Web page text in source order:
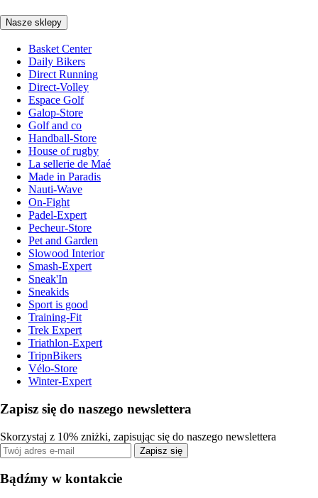
Nasze sklepy
Basket Center
Daily Bikers
Direct Running
Direct-Volley
Espace Golf
Galop-Store
Golf and co
Handball-Store
House of rugby
La sellerie de Maé
Made in Paradis
Nauti-Wave
On-Fight
Padel-Expert
Pecheur-Store
Pet and Garden
Slowood Interior
Smash-Expert
Sneak'In
Sneakids
Sport is good
Training-Fit
Trek Expert
Triathlon-Expert
TripnBikers
Vélo-Store
Winter-Expert
Zapisz się do naszego newslettera
Skorzystaj z 10% zniżki, zapisując się do naszego newslettera
Zapisz się
Bądźmy w kontakcie